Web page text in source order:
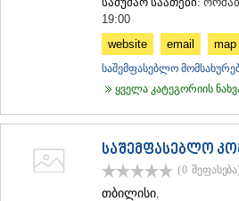
19:00
website
email map
საშემფასებლო
ყველა კატეგორიის
საშემფასებლო
(0 შეფასება
თბილისი.